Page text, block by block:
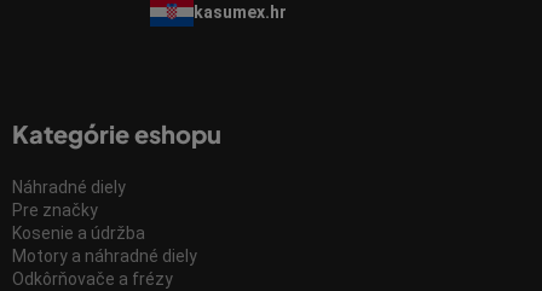
kasumex.hr
Kategórie eshopu
Náhradné diely
Pre značky
Kosenie a údržba
Motory a náhradné diely
Odkôrňovače a frézy